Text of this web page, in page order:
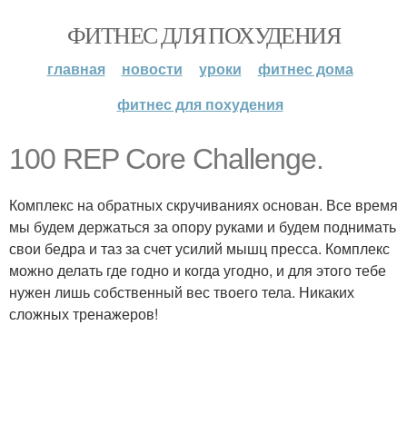
ФИТНЕС ДЛЯ ПОХУДЕНИЯ
главная новости уроки
фитнес дома
фитнес для похудения
100 REP Core Challenge.
Комплекс на обратных скручиваниях основан. Все время
мы будем держаться за опору руками и будем поднимать
свои бедра и таз за счет усилий мышц пресса. Комплекс
можно делать где годно и когда угодно, и для этого тебе
нужен лишь собственный вес твоего тела. Никаких
сложных тренажеров!